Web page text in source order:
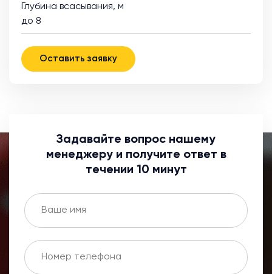
Глубина всасывания, м
до 8
Оставить заявку
Задавайте вопрос нашему
менеджеру и получите ответ в
течении 10 минут